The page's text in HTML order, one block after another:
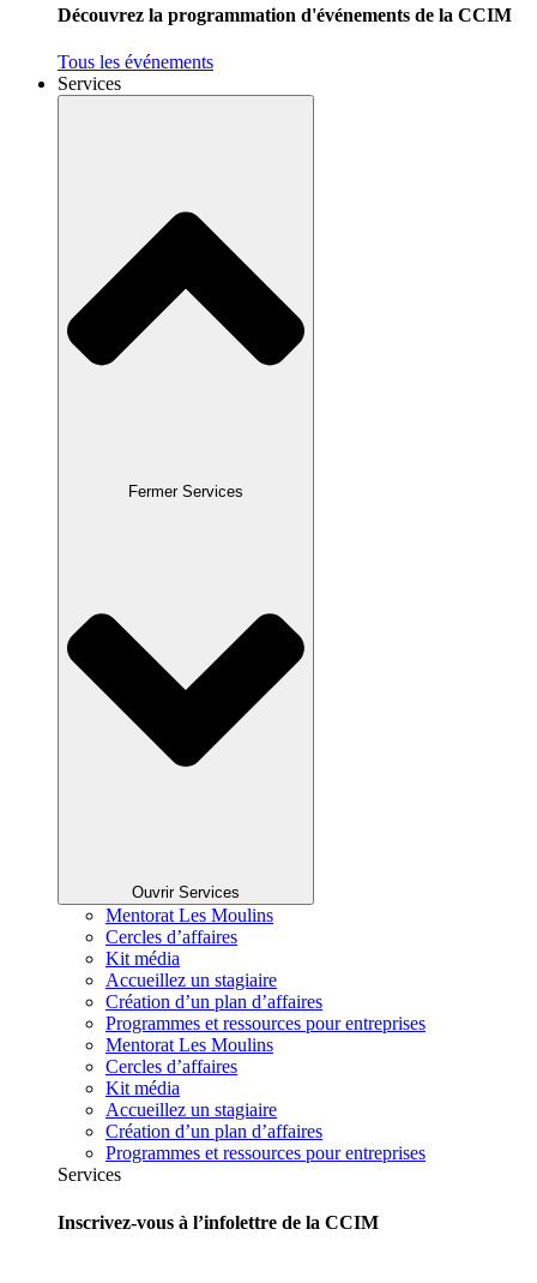
Découvrez la programmation d'événements de la CCIM
Tous les événements
Services
Fermer Services
Ouvrir Services
Mentorat Les Moulins
Cercles d’affaires
Kit média
Accueillez un stagiaire
Création d’un plan d’affaires
Programmes et ressources pour entreprises
Mentorat Les Moulins
Cercles d’affaires
Kit média
Accueillez un stagiaire
Création d’un plan d’affaires
Programmes et ressources pour entreprises
Services
Inscrivez-vous à l’infolettre de la CCIM